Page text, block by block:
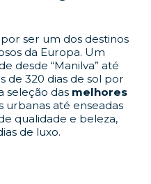
ser um dos destinos
da Europa. Um
desde “Manilva” até
de 320 dias de sol por
seleção das melhores
urbanas até enseadas
qualidade e beleza,
de luxo.